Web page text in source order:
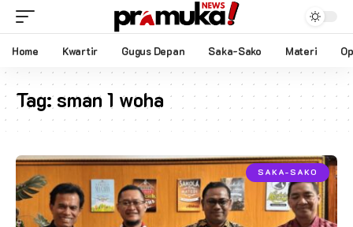
Home Kwartir Gugus Depan Saka-Sako Materi
Tag:sman 1 woha
SAKA-SAKO